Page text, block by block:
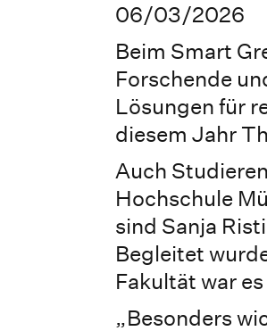
06/03/2026
Beim Smart
Forschende
Lösungen für
diesem Jahr
Auch
Hochschule
sind Sanja
Begleitet
Fakultät war
„Besonders